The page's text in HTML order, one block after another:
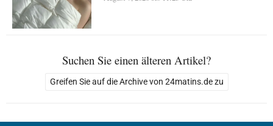
Suchen Sie einen älteren Artikel?
Greifen Sie auf die Archive von 24matins.de zu